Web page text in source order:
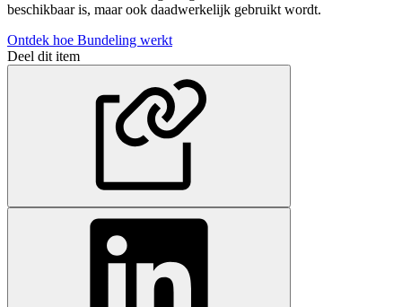
beschikbaar is, maar ook daadwerkelijk gebruikt wordt.
Ontdek hoe Bundeling werkt
Deel dit item